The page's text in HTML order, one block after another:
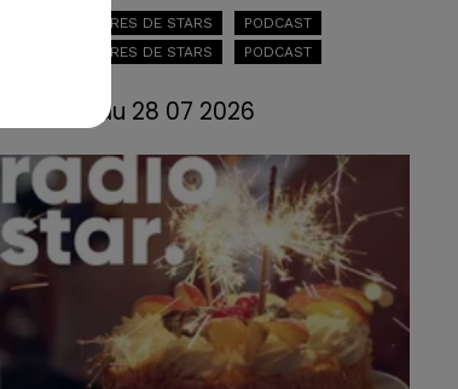
LES ANNIVERSAIRES DE STARS
PODCAST
LES ANNIVERSAIRES DE STARS
PODCAST
LES ANNIV du 28 07 2026